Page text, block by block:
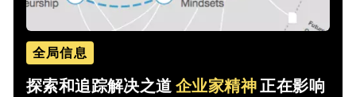
全局信息
探索和追踪解决之道企业家精神正在影响